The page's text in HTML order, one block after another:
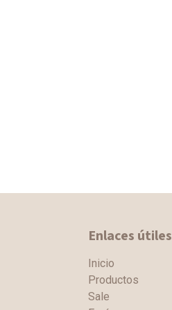
Enlaces útiles
Inicio
Productos
Sale